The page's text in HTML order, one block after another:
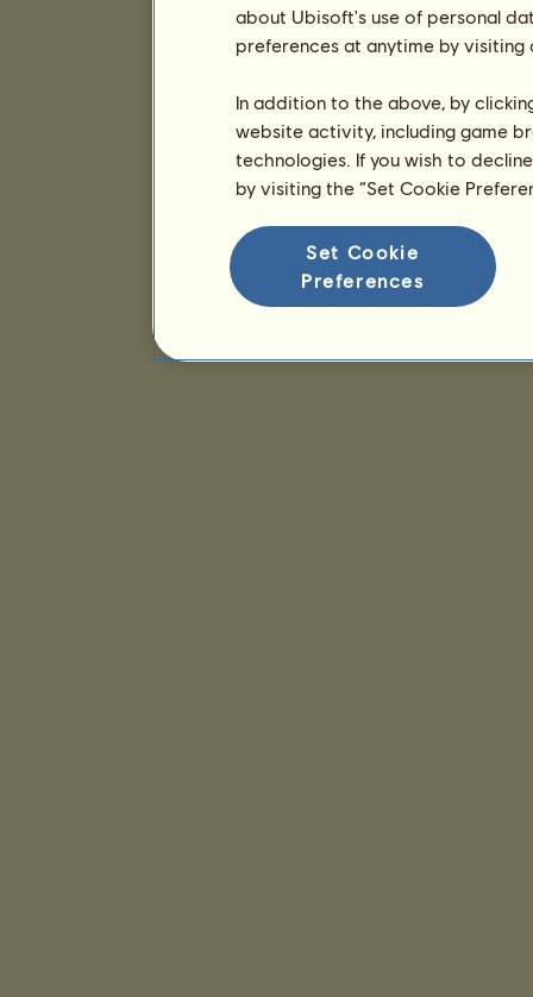
about Ubisoft's use of personal
preferences at anytime by
In addition to the above, by
website activity, including game
technologies. If you wish to
by visiting the “Set Cookie
Set Cookie
Preferences